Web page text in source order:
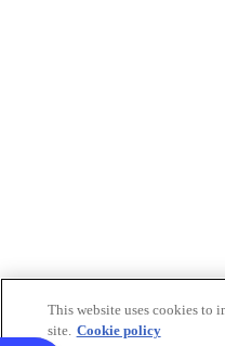
This website uses cookies to
site. Cookie policy